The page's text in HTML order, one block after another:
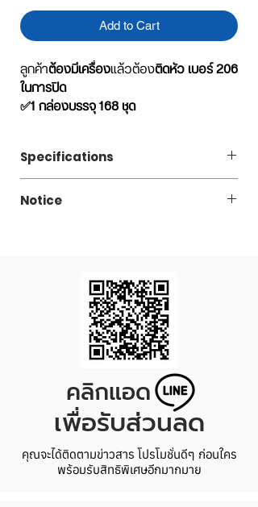
Add to Cart
ลูกค้าต้องมีเครื่องแล้วต้องติดหัว เบอร์ 206
ในการปิด
✅1 กล่องบรรจุ 168 ชุด
กระป๋องพลาสติกใส+ฝาดึง (เลือกแบบ
ได้)+ฝาครอบพลาสติก (เลือกสีได้)
***เพื่อให้ได้สินค้าที่ถูกต้องรบกวนลูกค้าอ่าน
Specifications
Code
Diameter 57 x Height
117 mm.
168
*Price/Set excluded VAT 7%
*Price/Set = Plastic can + EOE Inner lid +
Plastic Cover
Notice
กระป๋องฝาดึงแบบ FOIL LINER ต้องใช้
เครื่องรีดร้อนในการปิด
กระป๋องพลาสติกทนความร้อนได้ไม่เกิน
กระป๋องพลาสติกทนความเย็นได้สูงสุด
เครื่องปิดฝากระป๋องกับฝาของกระป๋อง
ต้องเป็นโปรไฟล์เดียวกัน หากลูกค้าใช้
เครื่องปิดฝากระป๋องของที่อื่น แนะนำให้
เลือกซื้อเป็นชุดตัวอย่างไปทดลองก่อนค่ะ
คลิกแอด
เพื่อรับส่วนลด
คุณจะได้ติดตามข่าวสาร โปรโมชั่นดีๆ ก่อนใคร
พร้อมรับสิทธิพิเศษอีกมากมาย